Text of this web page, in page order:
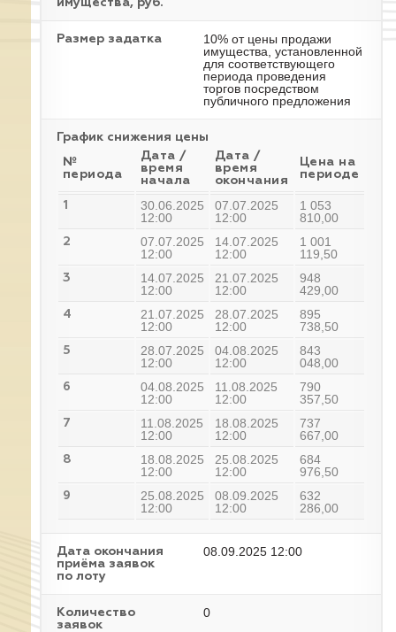
имущества, руб.
Размер задатка
10% от цены продажи
имущества, установленной
для соответствующего
периода проведения
торгов посредством
публичного предложения
График снижения цены
№
периода
Дата /
время
начала
Дата /
время
окончания
Цена на
периоде
1
30.06.2025
12:00
07.07.2025
12:00
1 053
810,00
2
07.07.2025
12:00
14.07.2025
12:00
1 001
119,50
3
14.07.2025
12:00
21.07.2025
12:00
948
429,00
4
21.07.2025
12:00
28.07.2025
12:00
895
738,50
5
28.07.2025
12:00
04.08.2025
12:00
843
048,00
6
04.08.2025
12:00
11.08.2025
12:00
790
357,50
7
11.08.2025
12:00
18.08.2025
12:00
737
667,00
8
18.08.2025
12:00
25.08.2025
12:00
684
976,50
9
25.08.2025
12:00
08.09.2025
12:00
632
286,00
Дата окончания
приёма заявок
по лоту
08.09.2025 12:00
Количество
заявок
0